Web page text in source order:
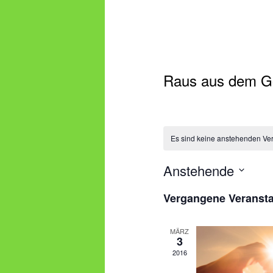
Raus aus dem
Es sind keine anstehenden
Anstehende
wählen.
Vergangene
MÄRZ
3
2016